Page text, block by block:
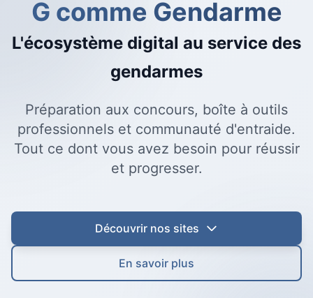
G comme Gendarme
L'écosystème digital au service des
gendarmes
Préparation aux concours, boîte à outils
professionnels et communauté d'entraide.
Tout ce dont vous avez besoin pour réussir
et progresser.
Découvrir nos sites
En savoir plus